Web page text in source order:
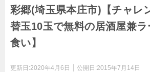
彩郷(埼玉県本庄市)【チャレ
替玉10玉で無料の居酒屋兼
食い】
更新日:2020年4月6日 公開日:2015年7月14日